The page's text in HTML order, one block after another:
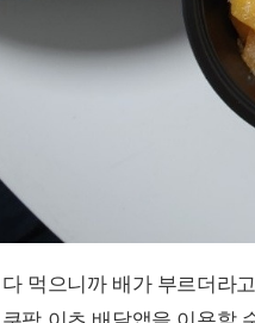
먹으니까 배가 부르더라